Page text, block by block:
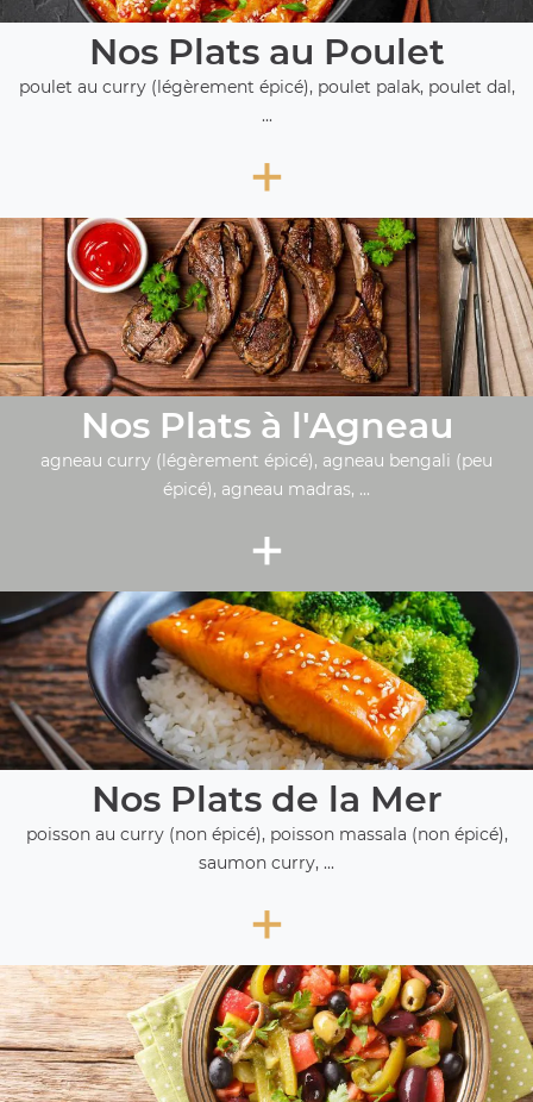
Nos Plats au Poulet
poulet au curry (légèrement épicé), poulet palak, poulet dal,
...
+
Nos Plats à l'Agneau
agneau curry (légèrement épicé), agneau bengali (peu
épicé), agneau madras, ...
+
Nos Plats de la Mer
poisson au curry (non épicé), poisson massala (non épicé),
saumon curry, ...
+